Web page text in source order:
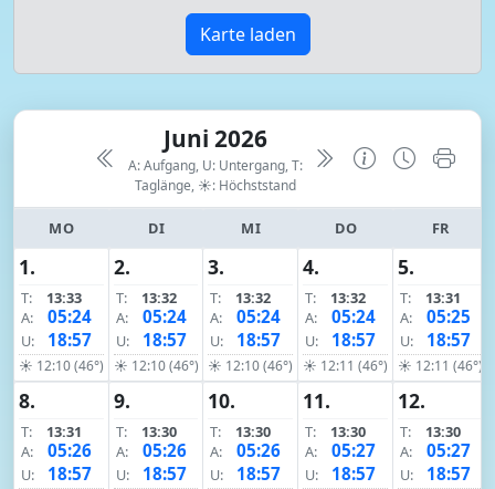
Karte laden
Juni 2026
A: Aufgang, U: Untergang, T:
Taglänge, ☀: Höchststand
MO DI MI DO FR
1.
T:
13:33
A:
05:24
U: 18:57
☀ 12:10 (46°)
2.
T:
13:32
A:
05:24
U: 18:57
☀ 12:10 (46°)
3.
T:
13:32
A:
05:24
U: 18:57
☀ 12:10 (46°)
4.
T:
13:32
A:
05:24
U: 18:57
☀ 12:11 (46°)
5.
T:
13:31
A:
05:25
U: 18:57
☀ 12:11 (46°)
8.
T:
13:31
A:
05:26
U: 18:57
9.
T:
13:30
A:
05:26
U: 18:57
10.
T:
13:30
A:
05:26
U: 18:57
11.
T:
13:30
A:
05:27
U: 18:57
12.
T:
13:30
A:
05:27
U: 18:57